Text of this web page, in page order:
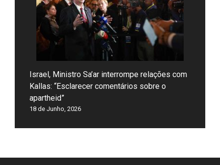
Israel, Ministro Sa’ar interrompe relações com
Kallas: “Esclarecer comentários sobre o
apartheid”
18 de Junho, 2026